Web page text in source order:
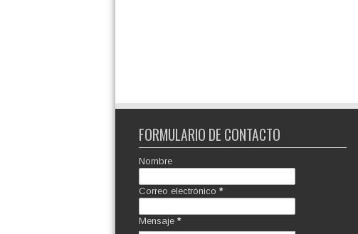
FORMULARIO DE CONTACTO
Nombre
Correo electrónico *
Mensaje *